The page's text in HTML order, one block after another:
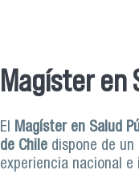
Magíster en
El Magíster en Salud
de Chile dispone de
experiencia nacional